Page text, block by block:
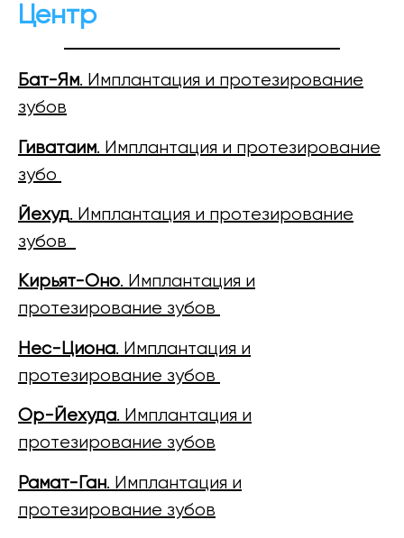
Центр
Бат-Ям. Имплантация и протезирование
зубов
Гиватаим. Имплантация и протезирование
зубо
Йехуд. Имплантация и протезирование
зубов
Кирьят-Оно. Имплантация и
протезирование зубов
Нес-Циона. Имплантация и
протезирование зубов
Ор-Йехуда. Имплантация и
протезирование зубов
Рамат-Ган. Имплантация и
протезирование зубов